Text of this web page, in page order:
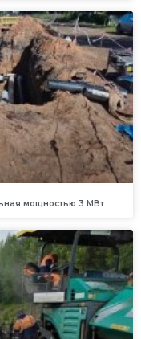
мощностью 3 МВт